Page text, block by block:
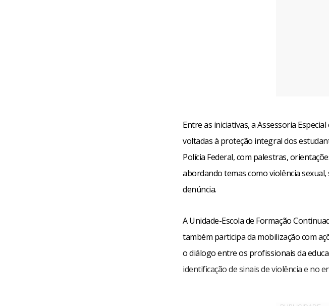
Entre as iniciativas, a Assessoria
voltadas à proteção integral dos
Polícia Federal, com palestras,
abordando temas como violência
denúncia.
A Unidade-Escola de Formação
também participa da mobilização com
o diálogo entre os profissionais da
identificação de sinais de violência e no